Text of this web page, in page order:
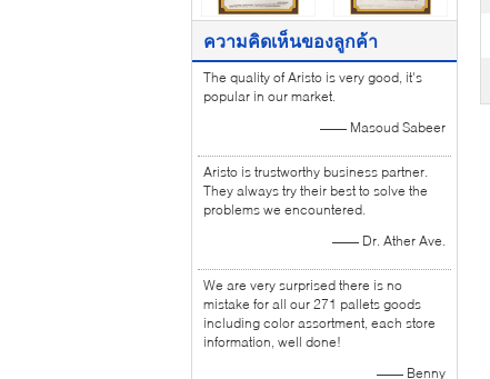
ความคิดเห็นของลูกค้า
The quality of Aristo is very good, it's
popular in our market.
—— Masoud Sabeer
Aristo is trustworthy business partner.
They always try their best to solve the
problems we encountered.
—— Dr. Ather Ave.
We are very surprised there is no
mistake for all our 271 pallets goods
including color assortment, each store
information, well done!
—— Benny